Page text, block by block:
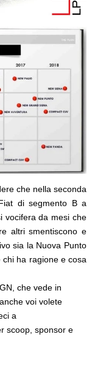
che nella seconda
di segmento B a
vocifera da mesi che
altri smentiscono e
sia la Nuova Punto
ha ragione e cosa
che vede in
voi volete
a
scoop, sponsor e